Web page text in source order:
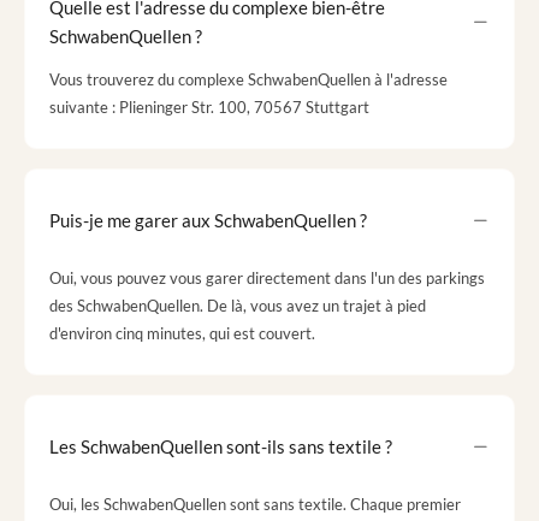
Quelle est l'adresse du complexe bien-être
SchwabenQuellen ?
Vous trouverez du complexe SchwabenQuellen à l'adresse
suivante : Plieninger Str. 100, 70567 Stuttgart
Puis-je me garer aux SchwabenQuellen ?
Oui, vous pouvez vous garer directement dans l'un des parkings
des SchwabenQuellen. De là, vous avez un trajet à pied
d'environ cinq minutes, qui est couvert.
Les SchwabenQuellen sont-ils sans textile ?
Oui, les SchwabenQuellen sont sans textile. Chaque premier